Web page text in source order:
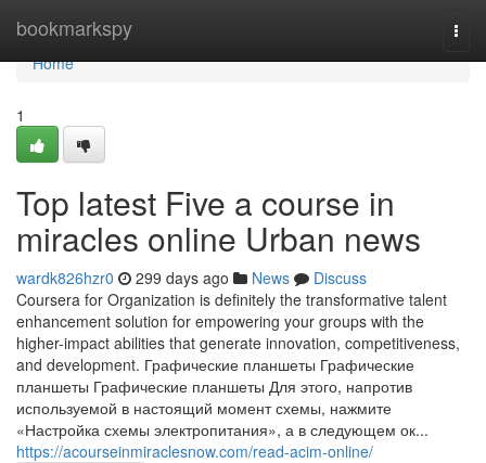
bookmarkspy
Home
Home
1
Top latest Five a course in
miracles online Urban news
wardk826hzr0 299 days ago News
Discuss
Coursera for Organization is definitely the transformative talent
enhancement solution for empowering your groups with the
higher-impact abilities that generate innovation, competitiveness,
and development. Графические планшеты Графические
планшеты Графические планшеты Для этого, напротив
используемой в настоящий момент схемы, нажмите
«Настройка схемы электропитания», а в следующем ок...
https://acourseinmiraclesnow.com/read-acim-online/